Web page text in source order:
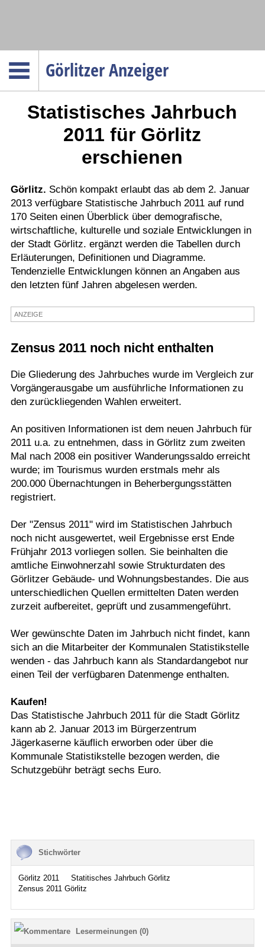
Görlitzer Anzeiger
Menüpunkte
Politik
Gesellschaft
Verkehr
Gesundheit
Kultur
Sport
Termine
Statistisches Jahrbuch
2011 für Görlitz
erschienen
Görlitz. Schön kompakt erlaubt das ab dem 2. Januar
2013 verfügbare Statistische Jahrbuch 2011 auf rund
170 Seiten einen Überblick über demografische,
wirtschaftliche, kulturelle und soziale Entwicklungen in
der Stadt Görlitz. ergänzt werden die Tabellen durch
Erläuterungen, Definitionen und Diagramme.
Tendenzielle Entwicklungen können an Angaben aus
den letzten fünf Jahren abgelesen werden.
ANZEIGE
Zensus 2011 noch nicht enthalten
Die Gliederung des Jahrbuches wurde im Vergleich zur
Vorgängerausgabe um ausführliche Informationen zu
den zurückliegenden Wahlen erweitert.
An positiven Informationen ist dem neuen Jahrbuch für
2011 u.a. zu entnehmen, dass in Görlitz zum zweiten
Mal nach 2008 ein positiver Wanderungssaldo erreicht
wurde; im Tourismus wurden erstmals mehr als
200.000 Übernachtungen in Beherbergungsstätten
registriert.
Der "Zensus 2011" wird im Statistischen Jahrbuch
noch nicht ausgewertet, weil Ergebnisse erst Ende
Frühjahr 2013 vorliegen sollen. Sie beinhalten die
amtliche Einwohnerzahl sowie Strukturdaten des
Görlitzer Gebäude- und Wohnungsbestandes. Die aus
unterschiedlichen Quellen ermittelten Daten werden
zurzeit aufbereitet, geprüft und zusammengeführt.
Wer gewünschte Daten im Jahrbuch nicht findet, kann
sich an die Mitarbeiter der Kommunalen Statistikstelle
wenden - das Jahrbuch kann als Standardangebot nur
einen Teil der verfügbaren Datenmenge enthalten.
Kaufen!
Das Statistische Jahrbuch 2011 für die Stadt Görlitz
kann ab 2. Januar 2013 im Bürgerzentrum
Jägerkaserne käuflich erworben oder über die
Kommunale Statistikstelle bezogen werden, die
Schutzgebühr beträgt sechs Euro.
Stichwörter
Görlitz 2011
Statitisches Jahrbuch Görlitz
Zensus 2011 Görlitz
Lesermeinungen (0)